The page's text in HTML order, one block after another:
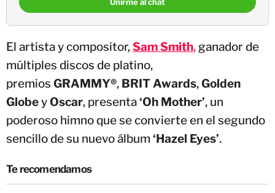
El artista y compositor,Sam Smith,ganador de
múltiples discos de platino,
premios GRAMMY®, BRIT Awards,Golden
Globey Oscar, presenta‘Oh Mother’, un
poderoso himno que se convierte en el segundo
sencillo de su nuevo álbum ‘Hazel Eyes’.
Te recomendamos